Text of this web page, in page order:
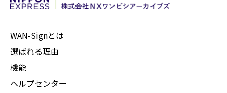
WAN-Signとは
選ばれる理由
機能
ヘルプセンター